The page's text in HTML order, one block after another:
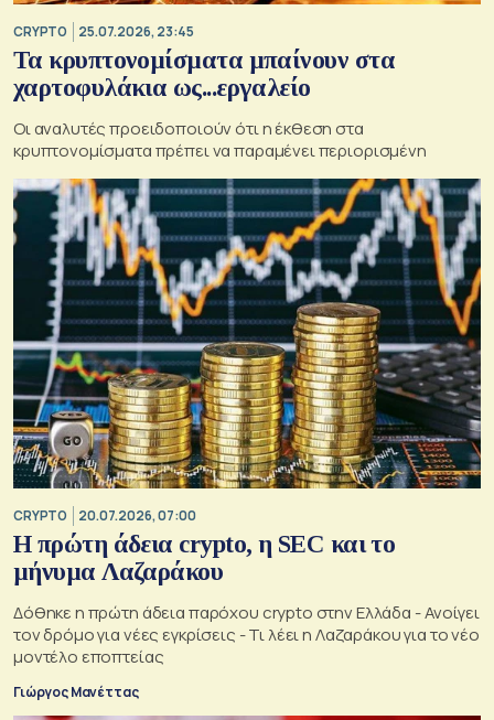
CRYPTO 25.07.2026, 23:45
Τα κρυπτονομίσματα μπαίνουν στα
χαρτοφυλάκια ως...εργαλείο
Οι αναλυτές προειδοποιούν ότι η έκθεση στα
κρυπτονομίσματα πρέπει να παραμένει περιορισμένη
CRYPTO 20.07.2026, 07:00
Η πρώτη άδεια crypto, η SEC και το
μήνυμα Λαζαράκου
Δόθηκε η πρώτη άδεια παρόχου crypto στην Ελλάδα - Ανοίγει
τον δρόμο για νέες εγκρίσεις - Τι λέει η Λαζαράκου για το νέο
μοντέλο εποπτείας
Γιώργος Μανέττας